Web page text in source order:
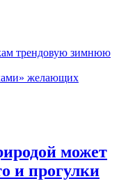
трендовую зимнюю
желающих
может
и прогулки